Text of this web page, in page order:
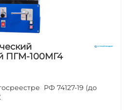
ПГМ-100МГ4
РФ 74127-19 (до